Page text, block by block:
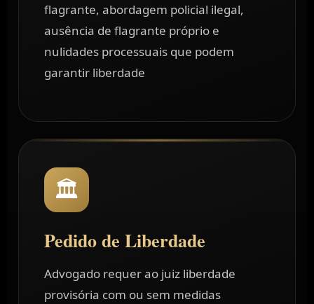
flagrante, abordagem policial ilegal,
ausência de flagrante próprio e
nulidades processuais que podem
garantir liberdade
🏛️
Pedido de Liberdade
Advogado requer ao juiz liberdade
provisória com ou sem medidas